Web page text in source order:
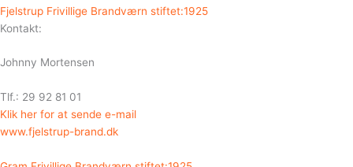
Fjelstrup Frivillige Brandværn stiftet:1925
Kontakt:
Johnny Mortensen
Tlf.: 29 92 81 01
Klik her for at sende e-mail
www.fjelstrup-brand.dk